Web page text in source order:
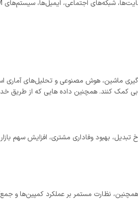
ماشین، هوش مصنوعی و تحلیل‌های آماری
کمک کنند. همچنین داده هایی که از طریق
نظارت مستمر بر عملکرد کمپین‌ها و